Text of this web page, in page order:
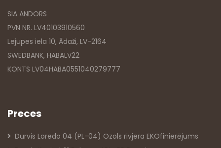
SIA ANDORS
PVN NR. LV40103910560
Lejupes iela 10, Ādaži, LV-2164
SWEDBANK, HABALV22
KONTS LV04HABA0551040279777
Preces
Durvis Loredo 04 (PL-04) Ozols rivjera EKOfinierējums